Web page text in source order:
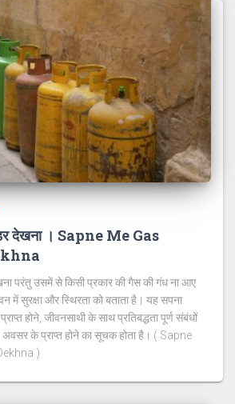
देखना । Sapne Me Gas
परंतु उसमें से किसी प्रकार की गैस की गंध ना आए
में सुरक्षा और स्थिरता को बताता है। यह सपना
होने, जीवनसाथी के साथ प्रतिबद्धता पूर्ण संबंधों
के प्राप्त होने का सूचक होता है। ( Sapne
)